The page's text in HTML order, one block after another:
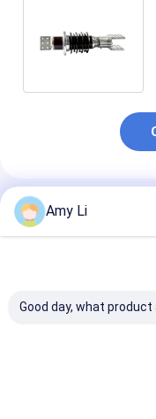
Produits
Amy Li
Good day, what product